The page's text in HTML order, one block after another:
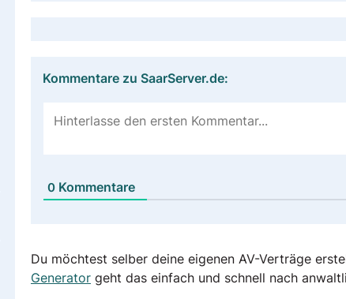
Kommentare zu SaarServer.de:
0Kommentare
Du möchtest selber deine eigenen AV-Verträge
Generatorgeht das einfach und schnell nach